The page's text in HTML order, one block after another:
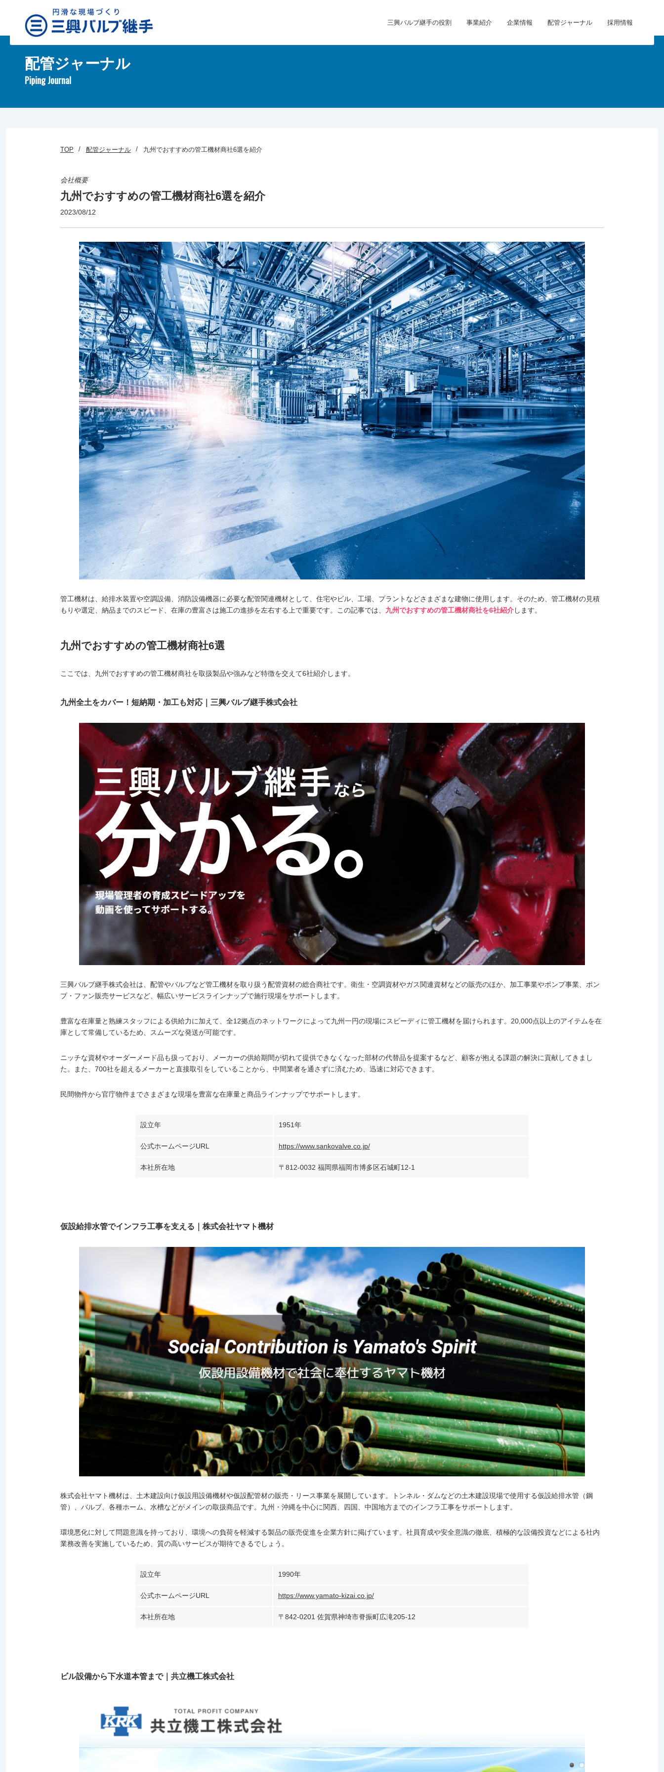
三興バルブ継手の役割 事業紹介 企業情報 配管ジャーナル 採用情報
配管ジャーナル
Piping Journal
TOP 配管ジャーナル 九州でおすすめの管工機材商社6選を紹介
会社概要
九州でおすすめの管工機材商社6選を紹介
2023/08/12
管工機材は、給排水装置や空調設備、消防設備機器に必要な配管関連機材として、住宅やビル、工場、プラントなどさまざまな建物に使用します。そのため、管工機材の見積
もりや選定、納品までのスピード、在庫の豊富さは施工の進捗を左右する上で重要です。この記事では、 九州でおすすめの管工機材商社を6社紹介します。
九州でおすすめの管工機材商社6選
ここでは、九州でおすすめの管工機材商社を取扱製品や強みなど特徴を交えて6社紹介します。
九州全土をカバー！短納期・加工も対応｜三興バルブ継手株式会社
三興バルブ継手株式会社は、配管やバルブなど管工機材を取り扱う配管資材の総合商社です。衛生・空調資材やガス関連資材などの販売のほか、加工事業やポンプ事業、ポン
プ・ファン販売サービスなど、幅広いサービスラインナップで施行現場をサポートします。
豊富な在庫量と熟練スタッフによる供給力に加えて、全12拠点のネットワークによって九州一円の現場にスピーディに管工機材を届けられます。20,000点以上のアイテムを在
庫として常備しているため、スムーズな発送が可能です。
ニッチな資材やオーダーメード品も扱っており、メーカーの供給期間が切れて提供できなくなった部材の代替品を提案するなど、顧客が抱える課題の解決に貢献してきまし
た。また、700社を超えるメーカーと直接取引をしていることから、中間業者を通さずに済むため、迅速に対応できます。
民間物件から官庁物件までさまざまな現場を豊富な在庫量と商品ラインナップでサポートします。
設立年 1951年
公式ホームページURL https://www.sankovalve.co.jp/
本社所在地 〒812-0032 福岡県福岡市博多区石城町12-1
仮設給排水管でインフラ工事を支える｜株式会社ヤマト機材
株式会社ヤマト機材は、土木建設向け仮設用設備機材や仮設配管材の販売・リース事業を展開しています。トンネル・ダムなどの土木建設現場で使用する仮設給排水管（鋼
管）、バルブ、各種ホーム、水槽などがメインの取扱商品です。九州・沖縄を中心に関西、四国、中国地方までのインフラ工事をサポートします。
環境悪化に対して問題意識を持っており、環境への負荷を軽減する製品の販売促進を企業方針に掲げています。社員育成や安全意識の徹底、積極的な設備投資などによる社内
業務改善を実施しているため、質の高いサービスが期待できるでしょう。
設立年 1990年
公式ホームページURL https://www.yamato-kizai.co.jp/
本社所在地 〒842-0201 佐賀県神埼市脊振町広滝205-12
ビル設備から下水道本管まで｜共立機工株式会社